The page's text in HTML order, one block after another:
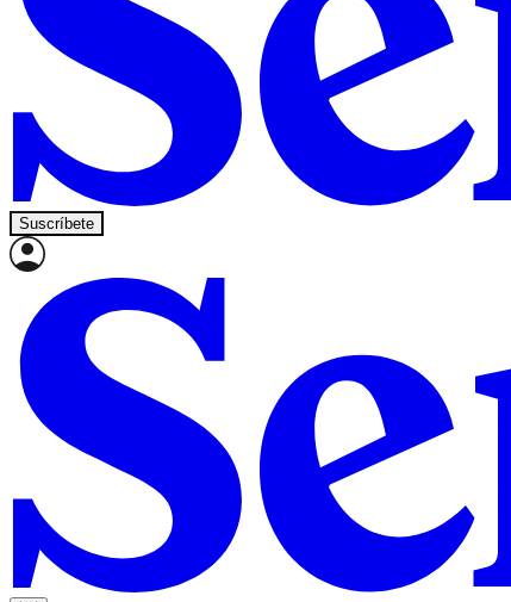
Suscríbete